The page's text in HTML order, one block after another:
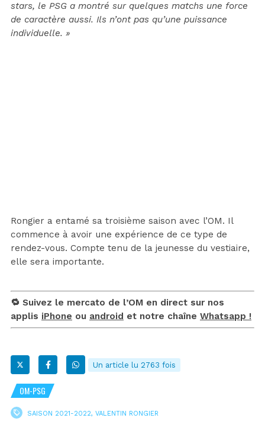
stars, le PSG a montré sur quelques matchs une force
de caractère aussi. Ils n’ont pas qu’une puissance
individuelle. »
Rongier a entamé sa troisième saison avec l’OM. Il
commence à avoir une expérience de ce type de
rendez-vous. Compte tenu de la jeunesse du vestiaire,
elle sera importante.
🔁 Suivez le mercato de l’OM en direct sur nos
applis iPhone ou android et notre chaîne Whatsapp !
Un article lu 2763 fois
OM-PSG
SAISON 2021-2022, VALENTIN RONGIER